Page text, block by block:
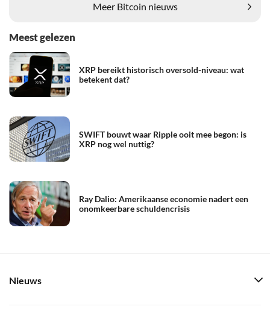
Meer Bitcoin nieuws
Meest gelezen
XRP bereikt historisch oversold-niveau: wat
betekent dat?
SWIFT bouwt waar Ripple ooit mee begon: is
XRP nog wel nuttig?
Ray Dalio: Amerikaanse economie nadert een
onomkeerbare schuldencrisis
Nieuws